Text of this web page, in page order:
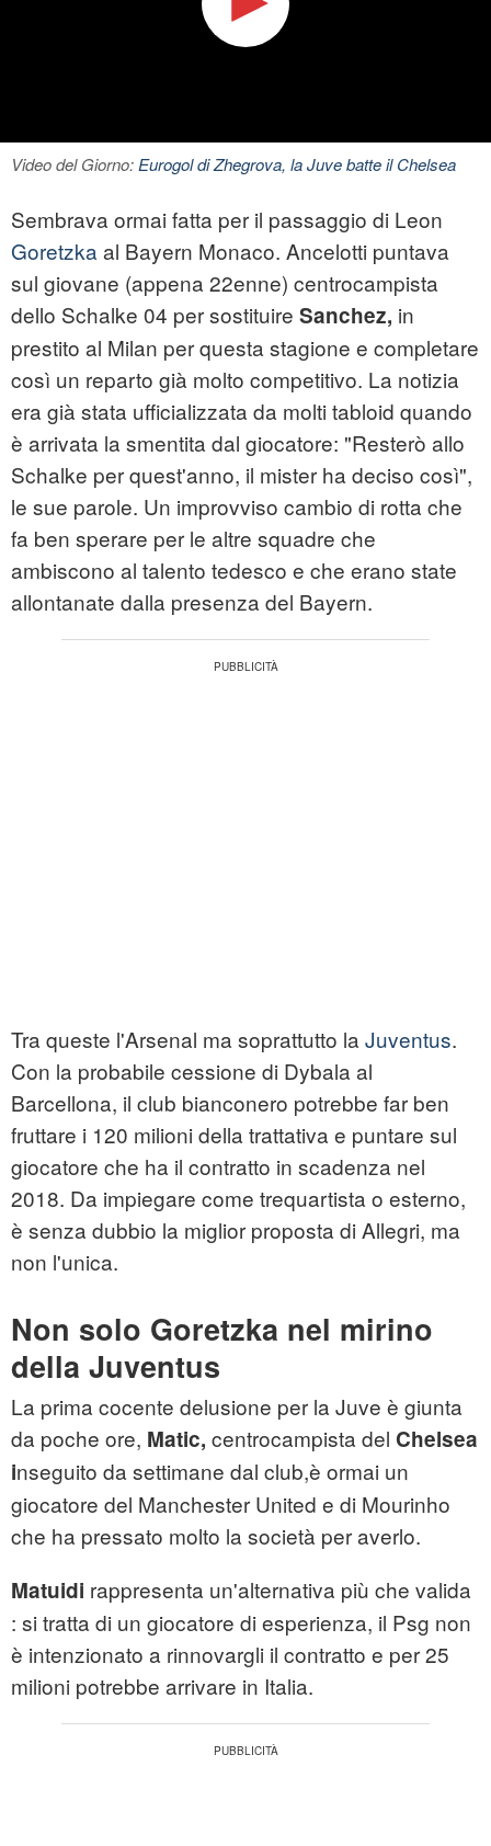
Video del Giorno:Eurogol di Zhegrova, la Juve batte il Chelsea
Sembrava ormai fatta per il passaggio di Leon
Goretzka al Bayern Monaco. Ancelotti puntava
sul giovane (appena 22enne) centrocampista
dello Schalke 04 per sostituire Sanchez, in
prestito al Milan per questa stagione e completare
così un reparto già molto competitivo. La notizia
era già stata ufficializzata da molti tabloid quando
è arrivata la smentita dal giocatore: "Resterò allo
Schalke per quest'anno, il mister ha deciso così",
le sue parole. Un improvviso cambio di rotta che
fa ben sperare per le altre squadre che
ambiscono al talento tedesco e che erano state
allontanate dalla presenza del Bayern.
Tra queste l'Arsenal ma soprattutto la Juventus.
Con la probabile cessione di Dybala al
Barcellona, il club bianconero potrebbe far ben
fruttare i 120 milioni della trattativa e puntare sul
giocatore che ha il contratto in scadenza nel
2018. Da impiegare come trequartista o esterno,
è senza dubbio la miglior proposta di Allegri, ma
non l'unica.
Non solo Goretzka nel mirino
della Juventus
La prima cocente delusione per la Juve è giunta
da poche ore, Matic, centrocampista del Chelsea
inseguito da settimane dal club,è ormai un
giocatore del Manchester United e di Mourinho
che ha pressato molto la società per averlo.
Matuidi rappresenta un'alternativa più che valida
: si tratta di un giocatore di esperienza, il Psg non
è intenzionato a rinnovargli il contratto e per 25
milioni potrebbe arrivare in Italia.